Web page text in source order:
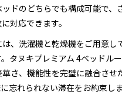
ドのどちらでも構成可能で、
対応できます。
、洗濯機と乾燥機をご用意し
タヌキプレミアム 4ベッドル
さ、機能性を完璧に融合させ
忘れられない滞在をお約束しま